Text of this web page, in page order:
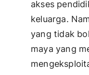
akses
keluarga.
yang tidak
maya yang